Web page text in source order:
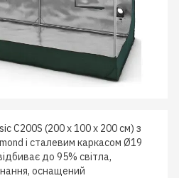
C200S (200 x 100 x 200 см) з
і сталевим каркасом Ø19
до 95% світла,
оснащений